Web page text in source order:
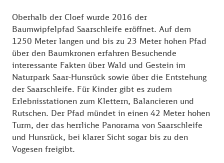
Oberhalb der Cloef wurde 2016 der
Baumwipfelpfad Saarschleife eröffnet. Auf dem
1250 Meter langen und bis zu 23 Meter hohen Pfad
über den Baumkronen erfahren Besuchende
interessante Fakten über Wald und Gestein im
Naturpark Saar-Hunsrück sowie über die Entstehung
der Saarschleife. Für Kinder gibt es zudem
Erlebnisstationen zum Klettern, Balancieren und
Rutschen. Der Pfad mündet in einen 42 Meter hohen
Turm, der das herrliche Panorama von Saarschleife
und Hunsrück, bei klarer Sicht sogar bis zu den
Vogesen freigibt.